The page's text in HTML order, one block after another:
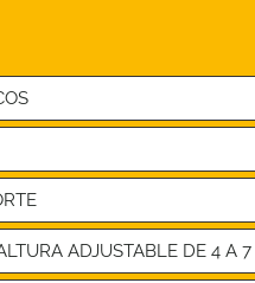
ADJUSTABLE DE 4 A 7